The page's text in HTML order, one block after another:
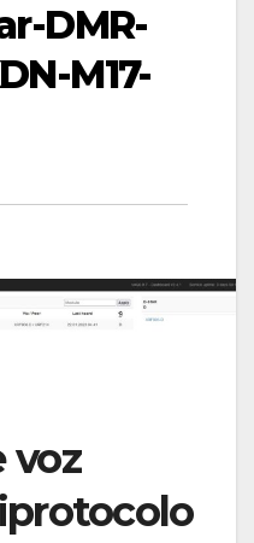
DMR-
M17-
voz